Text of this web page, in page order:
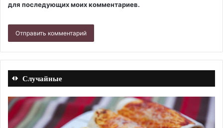
для последующих моих комментариев.
Случайные
Густое
варенье
из
с